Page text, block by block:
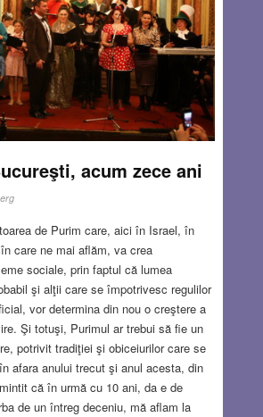
4 COMMENTS
acum zece ani
de Purim care, aici în Israel, în
care ne mai aflăm, va crea
sociale, prin faptul că lumea
şi alţii care se împotrivesc regulilor
vor determina din nou o creştere a
Şi totuşi, Purimul ar trebui să fie un
potrivit tradiţiei şi obiceiurilor care se
afara anului trecut şi anul acesta, din
că în urmă cu 10 ani, da e de
de un întreg deceniu, mă aflam la